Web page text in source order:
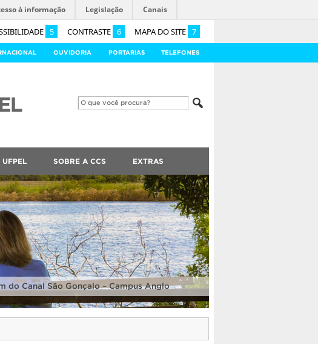
5 CONTRASTE 6 MAPA DO SITE 7
à informação Legislação Canais
OUVIDORIA PORTARIAS TELEFONES
UFPEL SOBRE A CCS EXTRAS
do Canal São Gonçalo – Campus Anglo